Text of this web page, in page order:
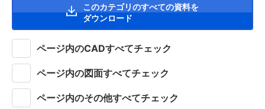
このカテゴリのすべての資料を
ダウンロード
ページ内のCADすべてチェック
ページ内の図面すべてチェック
ページ内のその他すべてチェック